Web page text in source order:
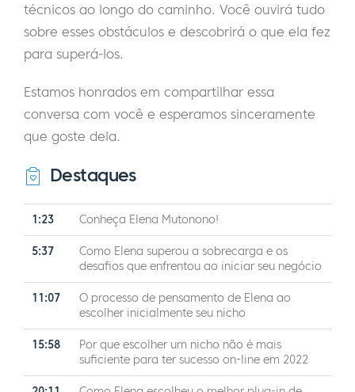
técnicos ao longo do caminho. Você ouvirá tudo
sobre esses obstáculos e descobrirá o que ela fez
para superá-los.
Estamos honrados em compartilhar essa
conversa com você e esperamos sinceramente
que goste dela.
Destaques
1:23 Conheça Elena Mutonono!
5:37
Como Elena superou a sobrecarga e os
desafios que enfrentou ao iniciar seu negócio
11:07
O processo de pensamento de Elena ao
escolher inicialmente seu nicho
15:58
Por que escolher um nicho não é mais
suficiente para ter sucesso on-line em 2022